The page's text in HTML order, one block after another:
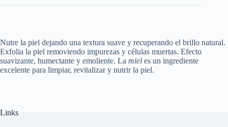
Nutre la piel dejando una textura suave y recuperando el brillo natural.
Exfolia la piel removiendo impurezas y células muertas. Efecto
suavizante, humectante y emoliente. La miel es un ingrediente
excelente para limpiar, revitalizar y nutrir la piel.
Links